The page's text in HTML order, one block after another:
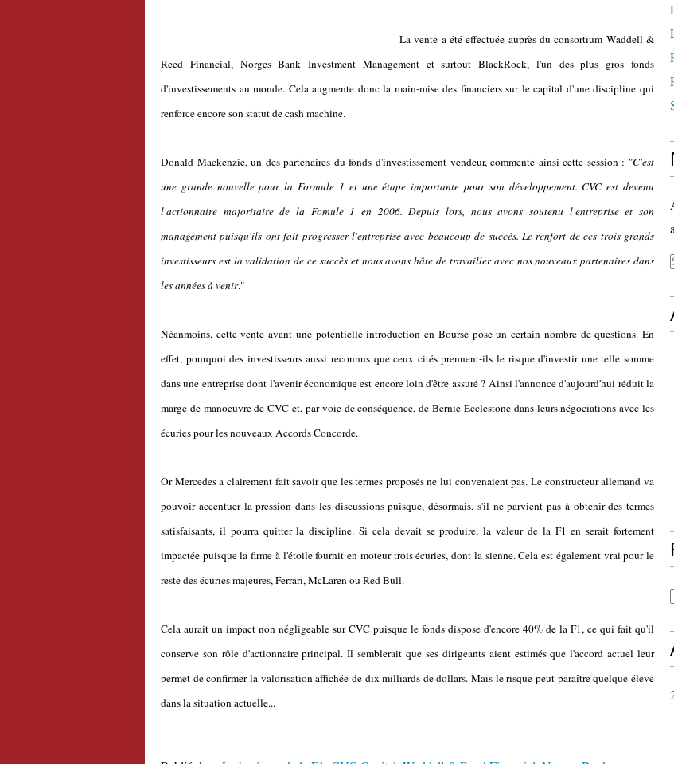
La vente a été effectuée auprès du consortium Waddell &
Reed Financial, Norges Bank Investment Management et surtout BlackRock, l'un des plus gros fonds
d'investissements au monde. Cela augmente donc la main-mise des financiers sur le capital d'une discipline qui
renforce encore son statut de cash machine.
Donald Mackenzie, un des partenaires du fonds d'investissement vendeur, commente ainsi cette session : "C'est
une grande nouvelle pour la Formule 1 et une étape importante pour son développement. CVC est devenu
l'actionnaire majoritaire de la Fomule 1 en 2006. Depuis lors, nous avons soutenu l'entreprise et son
management puisqu'ils ont fait progresser l'entreprise avec beaucoup de succès. Le renfort de ces trois grands
investisseurs est la validation de ce succès et nous avons hâte de travailler avec nos nouveaux partenaires dans
les années à venir."
Néanmoins, cette vente avant une potentielle introduction en Bourse pose un certain nombre de questions. En
effet, pourquoi des investisseurs aussi reconnus que ceux cités prennent-ils le risque d'investir une telle somme
dans une entreprise dont l'avenir économique est encore loin d'être assuré ? Ainsi l'annonce d'aujourd'hui réduit la
marge de manoeuvre de CVC et, par voie de conséquence, de Bernie Ecclestone dans leurs négociations avec les
écuries pour les nouveaux Accords Concorde.
Or Mercedes a clairement fait savoir que les termes proposés ne lui convenaient pas. Le constructeur allemand va
pouvoir accentuer la pression dans les discussions puisque, désormais, s'il ne parvient pas à obtenir des termes
satisfaisants, il pourra quitter la discipline. Si cela devait se produire, la valeur de la F1 en serait fortement
impactée puisque la firme à l'étoile fournit en moteur trois écuries, dont la sienne. Cela est également vrai pour le
reste des écuries majeures, Ferrari, McLaren ou Red Bull.
Cela aurait un impact non négligeable sur CVC puisque le fonds dispose d'encore 40% de la F1, ce qui fait qu'il
conserve son rôle d'actionnaire principal. Il semblerait que ses dirigeants aient estimés que l'accord actuel leur
permet de confirmer la valorisation affichée de dix milliards de dollars. Mais le risque peut paraître quelque élevé
dans la situation actuelle...